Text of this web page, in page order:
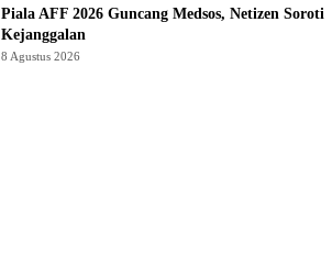
Piala AFF 2026 Guncang Medsos, Netizen Soroti
Kejanggalan
8 Agustus 2026